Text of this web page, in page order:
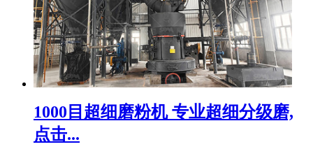
1000目超细磨粉机 专业超细分级磨,
点击...